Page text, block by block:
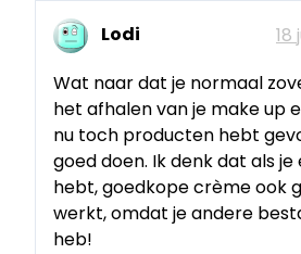
Lodi
18
Wat naar dat je normaal
het afhalen van je make up
nu toch producten hebt
goed doen. Ik denk dat als je
hebt, goedkope crème ook
werkt, omdat je andere
heb!